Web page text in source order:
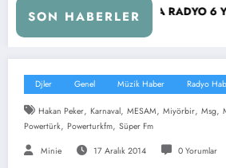
SON HABERLER
İBB Başkanı Ekrem İmamoğlu
Djler Genel Müzik Haber Radyo
Hakan Peker, Karnaval, MESAM, Miyörbir, Msg,
Powertürk, Powerturkfm, Süper Fm
Minie 17 Aralık 2014 0 Yorumlar